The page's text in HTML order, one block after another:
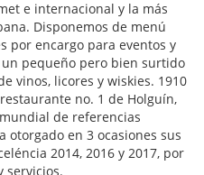
e internacional y la más
Disponemos de menú
por encargo para eventos y
pequeño pero bien surtido
vinos, licores y wiskies. 1910
no. 1 de Holguín,
de referencias
otorgado en 3 ocasiones sus
2014, 2016 y 2017, por
servicios.